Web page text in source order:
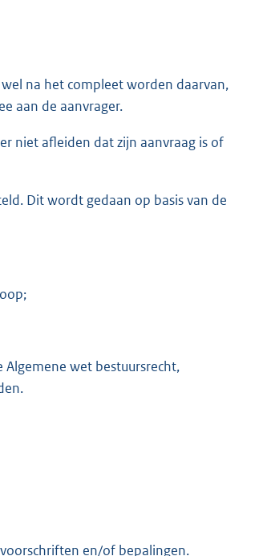
na het compleet worden daarvan,
aan de aanvrager.
niet afleiden dat zijn aanvraag is of
Dit wordt gedaan op basis van de
Algemene wet bestuursrecht,
en/of bepalingen.